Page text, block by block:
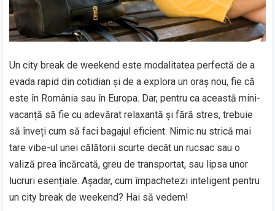
Un city break de weekend este modalitatea perfectă de a
evada rapid din cotidian și de a explora un oraș nou, fie că
este în România sau în Europa. Dar, pentru ca această mini-
vacanță să fie cu adevărat relaxantă și fără stres, trebuie
să înveți cum să faci bagajul eficient. Nimic nu strică mai
tare vibe-ul unei călătorii scurte decât un rucsac sau o
valiză prea încărcată, greu de transportat, sau lipsa unor
lucruri esențiale. Așadar, cum împachetezi inteligent pentru
un city break de weekend? Hai să vedem!